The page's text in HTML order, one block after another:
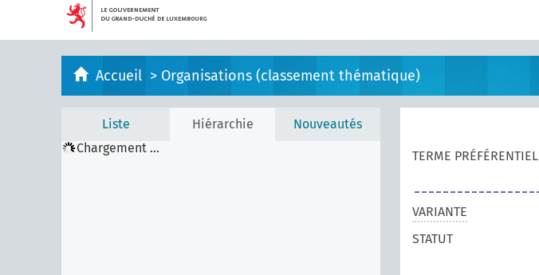
Accueil > Organisations (classement thématique)
Liste Hiérarchie
Nouveautés
Chargement ...
TERME PRÉFÉRENTIEL
VARIANTE
STATUT